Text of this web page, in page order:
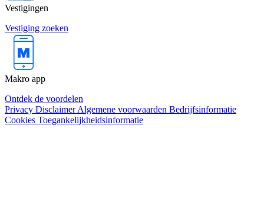
Vestigingen
Vestiging zoeken
Makro app
Ontdek de voordelen
Privacy DisclaimerAlgemene voorwaarden Bedrijfsinformatie
Cookies Toegankelijkheidsinformatie